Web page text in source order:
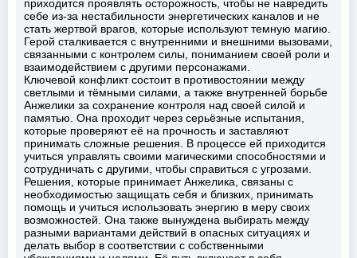
приходится проявлять осторожность, чтобы не навредить
себе из-за нестабильности энергетических каналов и не
стать жертвой врагов, которые используют темную магию.
Герой сталкивается с внутренними и внешними вызовами,
связанными с контролем силы, пониманием своей роли и
взаимодействием с другими персонажами.
Ключевой конфликт состоит в противостоянии между
светлыми и тёмными силами, а также внутренней борьбе
Анжелики за сохранение контроля над своей силой и
памятью. Она проходит через серьёзные испытания,
которые проверяют её на прочность и заставляют
принимать сложные решения. В процессе ей приходится
учиться управлять своими магическими способностями и
сотрудничать с другими, чтобы справиться с угрозами.
Решения, которые принимает Анжелика, связаны с
необходимостью защищать себя и близких, принимать
помощь и учиться использовать энергию в меру своих
возможностей. Она также вынуждена выбирать между
разными вариантами действий в опасных ситуациях и
делать выбор в соответствии с собственными